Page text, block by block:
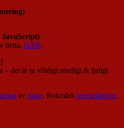
detta, HÄR.
– det är ju väldigt nördigt & tjatigt
av nisse. Bokmärk permalänken.